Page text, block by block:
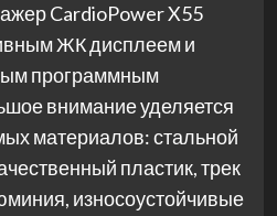
CardioPower X55
ЖК дисплеем и
программным
внимание уделяется
материалов: стальной
пластик, трек
износоустойчивые